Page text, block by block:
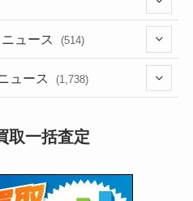
(252)
(2,474)
(249)
(16)
(166)
ュース (514)
(132)
(171)
(118)
ュース (1,738)
(1,605)
取一括査定